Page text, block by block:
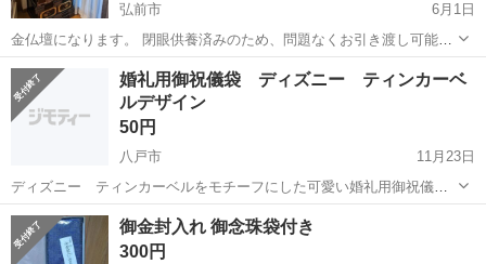
弘前市
6月1日
金仏壇になります。 閉眼供養済みのため、問題なくお引き渡し可能で
す。 使用していたものになりますため、傷や汚れがあります。 購入当
時は80万程したそうです。 お仏壇のサイズ 横 約90cm × 奥行 約70cm
× 高さ...
青森 冠婚葬祭 仏壇
婚礼用御祝儀袋 ディズニー ティンカーベ
ルデザイン
50円
八戸市
11月23日
ディズニー ティンカーベルをモチーフにした可愛い婚礼用御祝儀袋
です。 ※寿とHAPPYWEDDINGの短冊は他で使用してしまったので、
入っているものは無地の短冊1枚のみになります。ご注意願います。
【引渡場所】 ...
青森 八戸市 冠婚葬祭 婚礼
御金封入れ 御念珠袋付き
300円